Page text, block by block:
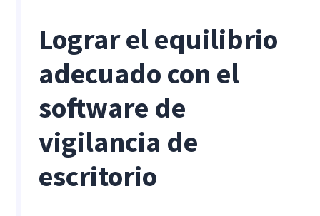
Lograr el equilibrio
adecuado con el
software de
vigilancia de
escritorio